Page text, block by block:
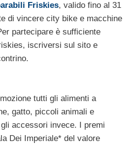
Friskies, valido fino al 31
di vincere city bike e macchine
partecipare è sufficiente
iscriversi sul sito e
tutti gli alimenti a
gatto, piccoli animali e
accessori invece. I premi
Dei Imperiale* del valore